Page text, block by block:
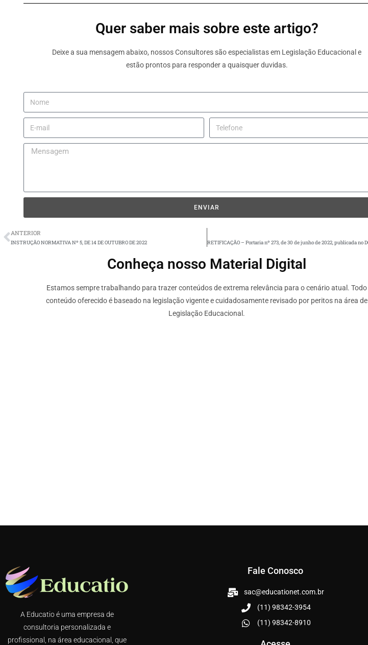
Quer saber mais sobre este artigo?
Deixe a sua mensagem abaixo, nossos Consultores são especialistas em Legislação Educacional e
estão prontos para responder a quaisquer duvidas.
ENVIAR
ANTERIOR
INSTRUÇÃO NORMATIVA Nº 5, DE 14 DE OUTUBRO DE 2022
Conheça nosso Material Digital
Estamos sempre trabalhando para trazer conteúdos de extrema relevância para o cenário atual. Todo
conteúdo oferecido é baseado na legislação vigente e cuidadosamente revisado por peritos na área de
Legislação Educacional.
A Educatio é uma empresa de
consultoria personalizada e
profissional, na área educacional, que
Fale Conosco
sac@educationet.com.br
(11) 98342-3954
(11) 98342-8910